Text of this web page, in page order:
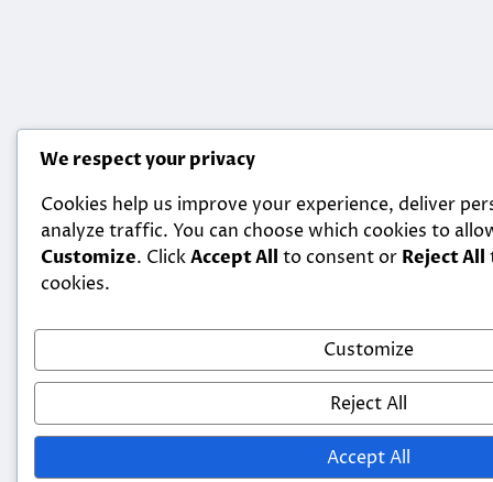
We respect your privacy
Cookies help us improve your experience, deliver
analyze traffic. You can choose which cookies to
Customize. ClickAccept All to consent or Reject All
cookies.
Customize
Reject All
Accept All